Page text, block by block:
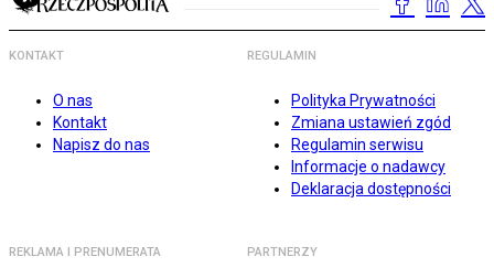
KONTAKT
O nas
Kontakt
Napisz do nas
REGULAMIN
Polityka Prywatności
Zmiana ustawień zgód
Regulamin serwisu
Informacje o nadawcy
Deklaracja dostępności
REKLAMA I PRENUMERATA PARTNERZY